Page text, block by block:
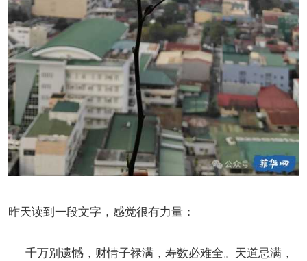
昨天读到一段文字，感觉很有力量：
千万别遗憾，财情子禄满，寿数必难全。天道忌满，